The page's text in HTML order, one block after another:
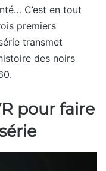
C’est en tout
premiers
transmet
des noirs
pour faire